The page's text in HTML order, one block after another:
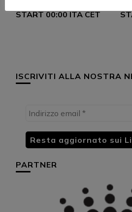
START 00:00 ITA CET
ISCRIVITI ALLA NOSTRA
PARTNER